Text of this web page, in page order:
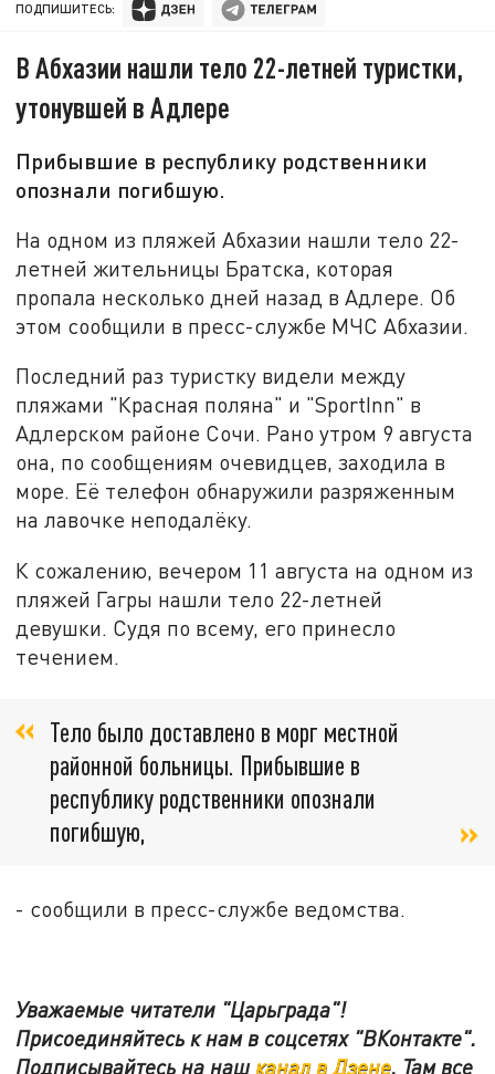
ПОДПИШИТЕСЬ:
В Абхазии нашли тело 22-летней туристки,
утонувшей в Адлере
Прибывшие в республику родственники
опознали погибшую.
На одном из пляжей Абхазии нашли тело 22-
летней жительницы Братска, которая
пропала несколько дней назад в Адлере. Об
этом сообщили в пресс-службе МЧС Абхазии.
Последний раз туристку видели между
пляжами "Красная поляна" и "SportInn" в
Адлерском районе Сочи. Рано утром 9 августа
она, по сообщениям очевидцев, заходила в
море. Её телефон обнаружили разряженным
на лавочке неподалёку.
К сожалению, вечером 11 августа на одном из
пляжей Гагры нашли тело 22-летней
девушки. Судя по всему, его принесло
течением.
Тело было доставлено в морг местной
районной больницы. Прибывшие в
республику родственники опознали
погибшую,
- сообщили в пресс-службе ведомства.
Уважаемые читатели "Царьграда"!
Присоединяйтесь к нам в соцсетях "ВКонтакте".
Подписывайтесь на наш канал в Дзене. Там все